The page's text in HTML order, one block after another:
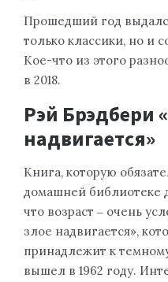
Прошедший год
только классики, но и
Кое-что из этого
в 2018.
Рэй Брэдбери
надвигается»
Книга, которую
домашней библиотеке
что возраст ‒ очень
злое надвигается»,
принадлежит к
вышел в 1962 году.